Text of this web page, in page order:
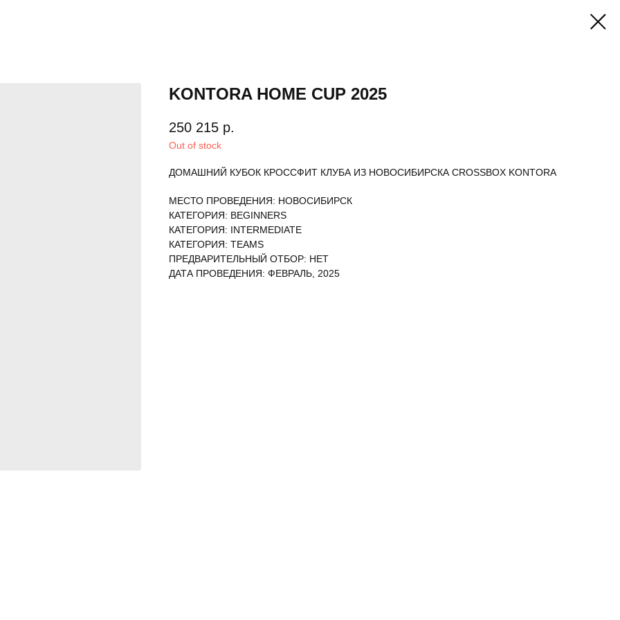
KONTORA HOME CUP 2025
250 215 р.
Out of stock
ДОМАШНИЙ КУБОК КРОССФИТ КЛУБА ИЗ НОВОСИБИРСКА CROSSBOX KONTORA
МЕСТО ПРОВЕДЕНИЯ: НОВОСИБИРСК
КАТЕГОРИЯ: BEGINNERS
КАТЕГОРИЯ: INTERMEDIATE
КАТЕГОРИЯ: TEAMS
ПРЕДВАРИТЕЛЬНЫЙ ОТБОР: НЕТ
ДАТА ПРОВЕДЕНИЯ: ФЕВРАЛЬ, 2025